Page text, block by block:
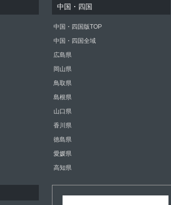
中国・四国
中国・四国版TOP
中国・四国全域
広島県
岡山県
鳥取県
島根県
山口県
香川県
徳島県
愛媛県
高知県